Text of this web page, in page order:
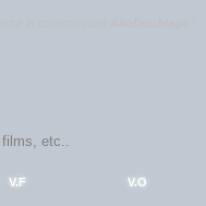
V.F V.O